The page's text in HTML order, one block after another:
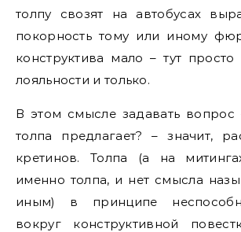
толпу свозят на автобусах
покорность тому или иному
конструктива мало – тут
лояльности и только.
В этом смысле задавать вопрос
толпа предлагает? – значит,
кретинов. Толпа (а на
именно толпа, и нет смысла
иным) в принципе
вокруг конструктивной